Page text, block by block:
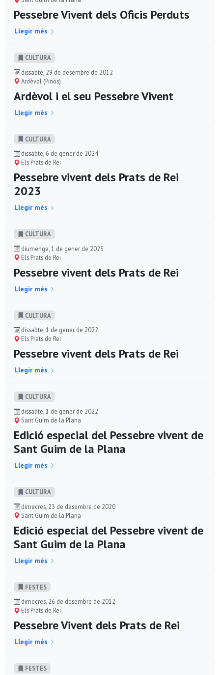
Pessebre Vivent dels Oficis Perduts
Llegir més
CULTURA
dissabte, 29 de desembre de 2012
Ardèvol (Pinós)
Ardèvol i el seu Pessebre Vivent
Llegir més
CULTURA
dissabte, 6 de gener de 2024
Els Prats de Rei
Pessebre vivent dels Prats de Rei
2023
Llegir més
CULTURA
diumenge, 1 de gener de 2023
Els Prats de Rei
Pessebre vivent dels Prats de Rei
Llegir més
CULTURA
dissabte, 1 de gener de 2022
Els Prats de Rei
Pessebre vivent dels Prats de Rei
Llegir més
CULTURA
dissabte, 1 de gener de 2022
Sant Guim de la Plana
Edició especial del Pessebre vivent de
Sant Guim de la Plana
Llegir més
CULTURA
dimecres, 23 de desembre de 2020
Sant Guim de la Plana
Edició especial del Pessebre vivent de
Sant Guim de la Plana
Llegir més
FESTES
dimecres, 26 de desembre de 2012
Els Prats de Rei
Pessebre Vivent dels Prats de Rei
Llegir més
FESTES